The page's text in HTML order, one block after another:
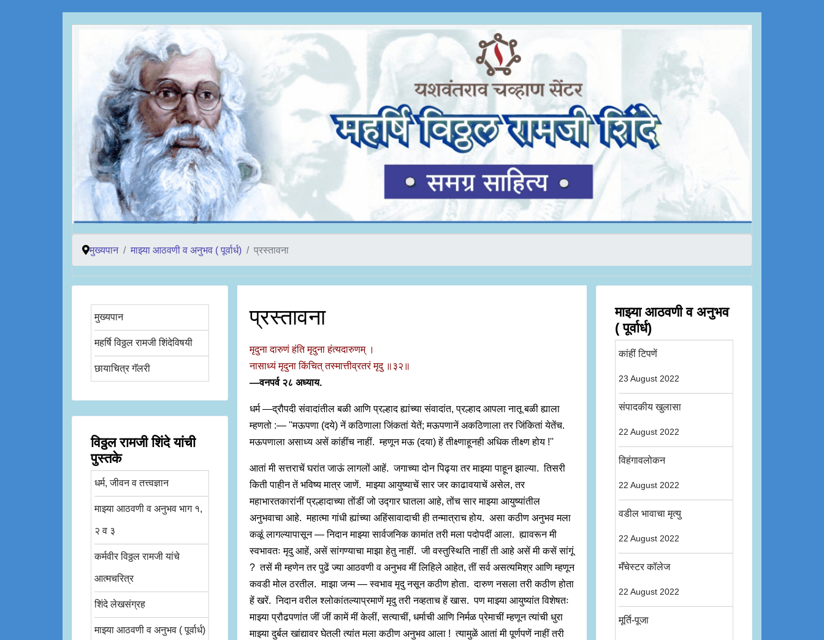
मुख्यपान माझ्या आठवणी व अनुभव ( पूर्वार्ध) प्रस्तावना
मुख्यपान
महर्षि विठ्ठल रामजी शिंदेविषयी
छायाचित्र गॅलरी
विठ्ठल रामजी शिंदे यांची
पुस्तके
धर्म, जीवन व तत्त्वज्ञान
माझ्या आठवणी व अनुभव भाग १,
२ व ३
कर्मवीर विठ्ठल रामजी यांचे
आत्मचरित्र
शिंदे लेखसंग्रह
माझ्या आठवणी व अनुभव ( पूर्वार्ध)
प्रस्तावना
मृदुना दारुणं हंति मृदुना हंत्यदारुणम् ।
नासाध्यं मृदुना किंचित् तस्मात्तीव्रतरं मृदु ॥३२॥
—वनपर्व २८ अध्याय.
धर्म —द्रौपदी संवादांतील बळी आणि प्रल्हाद ह्यांच्या संवादांत, प्रल्हाद आपला नातू बळी ह्याला
म्हणतो :— ''मऊपणा (दये) नें कठिणाला जिंकतां येतें; मऊपणानें अकठिणाला तर जिंकितां येतेंच.
मऊपणाला असाध्य असें कांहींच नाहीं. म्हणून मऊ (दया) हें तीक्ष्णाहूनही अधिक तीक्ष्ण होय !''
आतां मी सत्तराचें घरांत जाऊं लागलों आहें. जगाच्या दोन पिढ्या तर माझ्या पाहून झाल्या. तिसरी
किती पाहीन तें भविष्य मात्र जाणें. माझ्या आयुष्याचें सार जर काढावयाचें असेल, तर
महाभारतकारांनीं प्रल्हादाच्या तोंडीं जो उद्‍गार घातला आहे, तोंच सार माझ्या आयुष्यांतील
अनुभवाचा आहे. महात्मा गांधी ह्यांच्या अहिंसावादाची ही तन्मात्राच होय. असा कठीण अनुभव मला
कळूं लागल्यापासून — निदान माझ्या सार्वजनिक कामांत तरी मला पदोपदीं आला. ह्यावरून मी
स्वभावतः मृदु आहें, असें सांगण्याचा माझा हेतु नाहीं. जी वस्तुस्थिति नाहीं ती आहे असें मी कसें सांगूं
? तसें मी म्हणेन तर पुढें ज्या आठवणी व अनुभव मीं लिहिले आहेत, तीं सर्व असत्यमिश्र आणि म्हणून
कवडी मोल ठरतील. माझा जन्म — स्वभाव मृदु नसून कठीण होता. दारुण नसला तरी कठीण होता
हें खरें. निदान वरील श्लोकांतल्याप्रमाणें मृदु तरी नव्हताच हें खास. पण माझ्या आयुष्यांत विशेषतः
माझ्या प्रौढपणांत जीं जीं कामें मीं केलीं, सत्याचीं, धर्माची आणि निर्मळ प्रेमाचीं म्हणून त्यांची धुरा
माझ्या दुर्बल खांद्यावर घेतली त्यांत मला कठीण अनुभव आला ! त्यामुळें आतां मी पूर्णपणें नाहीं तरी
माझ्या आठवणी व अनुभव
( पूर्वार्ध)
कांहीं टिपणें
23 August 2022
संपादकीय खुलासा
22 August 2022
विहंगावलोकन
22 August 2022
वडील भावाचा मृत्यु
22 August 2022
मॅंचेस्टर कॉलेज
22 August 2022
मूर्ति-पूजा